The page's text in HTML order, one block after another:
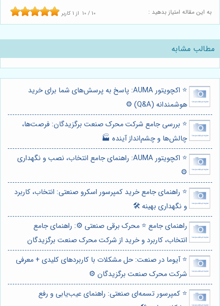
به این مقاله امتیاز بدهید : 10 / 10 از 1 کاربر
مطالب مشابه
⭐️ اکچویتور AUMA: پاسخ به پرسش‌های شما برای خرید
هوشمندانه (Q&A) ⚙️
⭐️ بررسی جامع شرکت محرک صنعت برگزیدگان: فرصت‌ها،
چالش‌ها و چشم‌انداز آینده 🏭
⭐️ اکچویتور AUMA: راهنمای جامع انتخاب، نصب و نگهداری
⚙️
⭐️ راهنمای جامع خرید کمپرسور اسکرو صنعتی: انتخاب، کاربرد
و نگهداری بهینه 🛠️
راهنمای جامع ⭐️ محرک برقی صنعتی ⚙️: راهنمای جامع
انتخاب، کاربرد و خرید از شرکت محرک صنعت برگزیدگان
⭐️ آیوما در صنعت: حل مشکلات با کاربردهای کلیدی + معرفی
شرکت محرک صنعت برگزیدگان ⚙️
⭐️ کمپرسور تسمه‌ای صنعتی: راهنمای عیب‌یابی و رفع